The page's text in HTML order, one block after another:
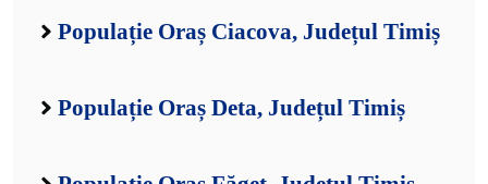
Populație Oraș Ciacova, Județul Timiș
Populație Oraș Deta, Județul Timiș